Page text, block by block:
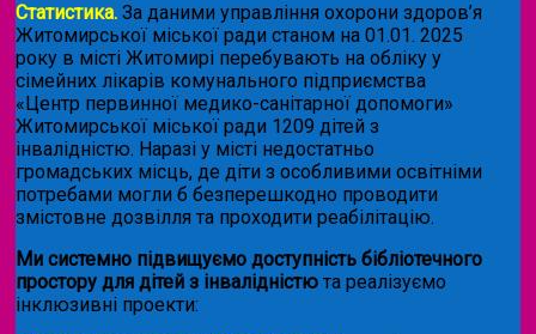
Статистика. За даними управління охорони здоров’я
Житомирської міської ради станом на 01.01. 2025
року в місті Житомирі перебувають на обліку у
сімейних лікарів комунального підприємства
«Центр первинної медико-санітарної допомоги»
Житомирської міської ради 1209 дітей з
інвалідністю. Наразі у місті недостатньо
громадських місць, де діти з особливими освітніми
потребами могли б безперешкодно проводити
змістовне дозвілля та проходити реабілітацію.
Ми системно підвищуємо доступність бібліотечного
простору для дітей з інвалідністю та реалізуємо
інклюзивні проекти: